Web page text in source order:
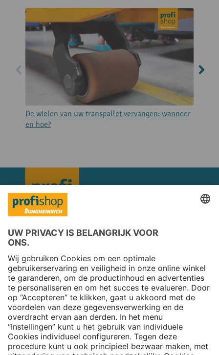
De wielen van uw transpallet vervangen: wanneer
en hoe?
Copyright © 2026 Jungheinrich PROFISHOP
Nieuwsbrief
Aanmelden →